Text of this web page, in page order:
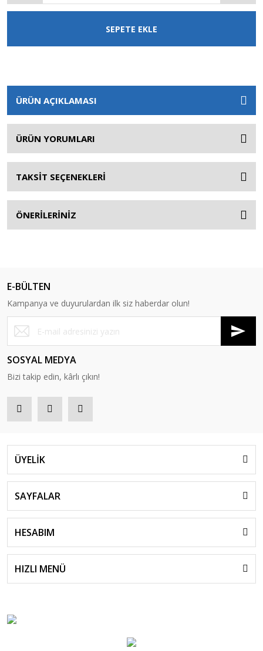
SEPETE EKLE
ÜRÜN AÇIKLAMASI
ÜRÜN YORUMLARI
TAKSİT SEÇENEKLERİ
ÖNERİLERİNİZ
E-BÜLTEN
Kampanya ve duyurulardan ilk siz haberdar olun!
SOSYAL MEDYA
Bizi takip edin, kârlı çıkın!
ÜYELİK
SAYFALAR
HESABIM
HIZLI MENÜ